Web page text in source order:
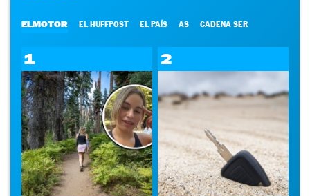
ELMOTOR EL HUFFPOST EL PAÍS AS CADENA SER
1 2